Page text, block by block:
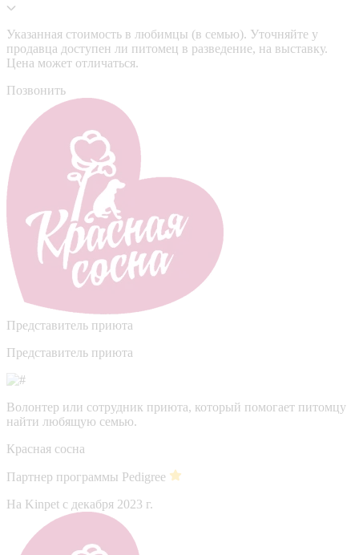
Указанная стоимость в любимцы (в семью). Уточняйте у
продавца доступен ли питомец в разведение, на выставку.
Цена может отличаться.
Позвонить
Представитель приюта
Представитель приюта
Волонтер или сотрудник приюта, который помогает питомцу
найти любящую семью.
Красная сосна
Партнер программы Pedigree
На Kinpet c декабря 2023 г.